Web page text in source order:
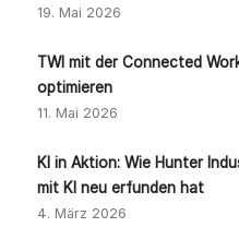
19. Mai 2026
TWI mit der Connected
optimieren
11. Mai 2026
KI in Aktion: Wie Hunter
mit KI neu erfunden hat
4. März 2026